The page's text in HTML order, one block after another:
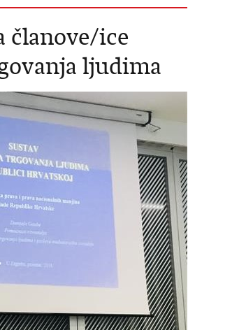
članove/ice
ljudima